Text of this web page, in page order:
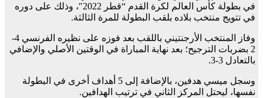
في بطولة كأس العالم لكرة القدم “قطر 2022″، وذلك على دوره
في تتويج منتخب بلاده بلقب البطولة للمرة الثالثة.
وفاز المنتخب الأرجنتيني باللقب بعد فوزه على نظيره الفرنسي 4-
2 بضربات الترجيح؛ بعد نهاية المباراة في الوقتين الأصلي والإضافي
بالتعادل 3-3.
وسجل ميسي هدفين، بالإضافة إلى 5 أهداف أخرى في البطولة
نفسها، ليحتل المركز الثاني في ترتيب الهدافين.